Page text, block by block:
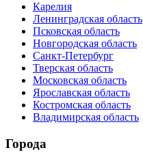
Карелия
Ленинградская область
Псковская область
Новгородская область
Санкт-Петербург
Тверская область
Московская область
Ярославская область
Костромская область
Владимирская область
Города